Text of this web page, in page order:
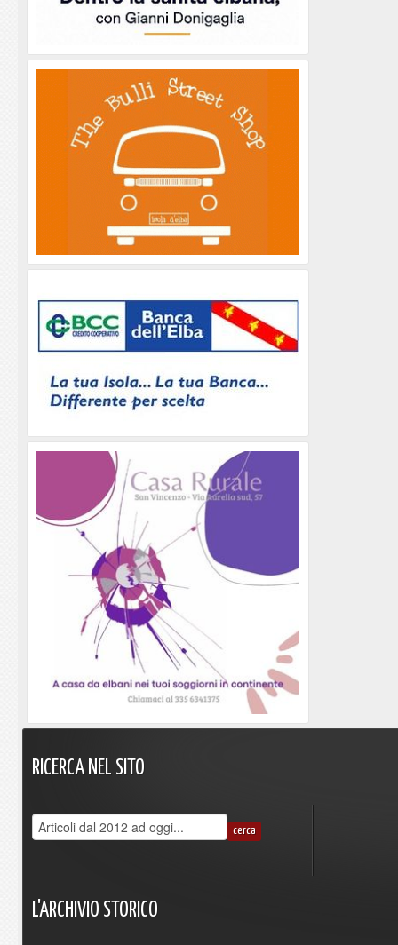
RICERCA NEL SITO
L'ARCHIVIO STORICO